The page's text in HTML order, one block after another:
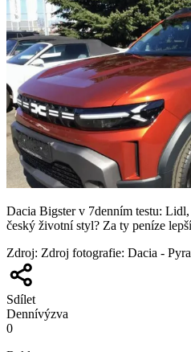
Dacia Bigster v 7denním testu:
český životní styl? Za ty peníze
Zdroj: Zdroj fotografie: Dacia -
Sdílet
Dennívýzva
0